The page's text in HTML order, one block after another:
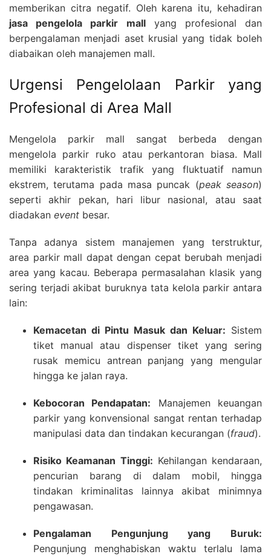
memberikan citra negatif. Oleh karena itu, kehadiran
jasa pengelola parkir mallyang profesional dan
berpengalaman menjadi aset krusial yang tidak boleh
diabaikan oleh manajemen mall.
Urgensi Pengelolaan Parkir yang
Profesional di Area Mall
Mengelola parkir mall sangat berbeda dengan
mengelola parkir ruko atau perkantoran biasa. Mall
memiliki karakteristik trafik yang fluktuatif namun
ekstrem, terutama pada masa puncak (peak season)
seperti akhir pekan, hari libur nasional, atau saat
diadakan event besar.
Tanpa adanya sistem manajemen yang terstruktur,
area parkir mall dapat dengan cepat berubah menjadi
area yang kacau. Beberapa permasalahan klasik yang
sering terjadi akibat buruknya tata kelola parkir antara
lain:
Kemacetan di Pintu Masuk dan Keluar: Sistem
tiket manual atau dispenser tiket yang sering
rusak memicu antrean panjang yang mengular
hingga ke jalan raya.
Kebocoran Pendapatan: Manajemen keuangan
parkir yang konvensional sangat rentan terhadap
manipulasi data dan tindakan kecurangan (fraud).
Risiko Keamanan Tinggi: Kehilangan kendaraan,
pencurian barang di dalam mobil, hingga
tindakan kriminalitas lainnya akibat minimnya
pengawasan.
Pengalaman Pengunjung yang Buruk:
Pengunjung menghabiskan waktu terlalu lama